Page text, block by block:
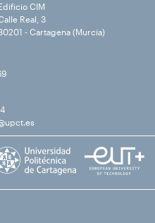
CIM
Real, 3
- Cartagena (Murcia)